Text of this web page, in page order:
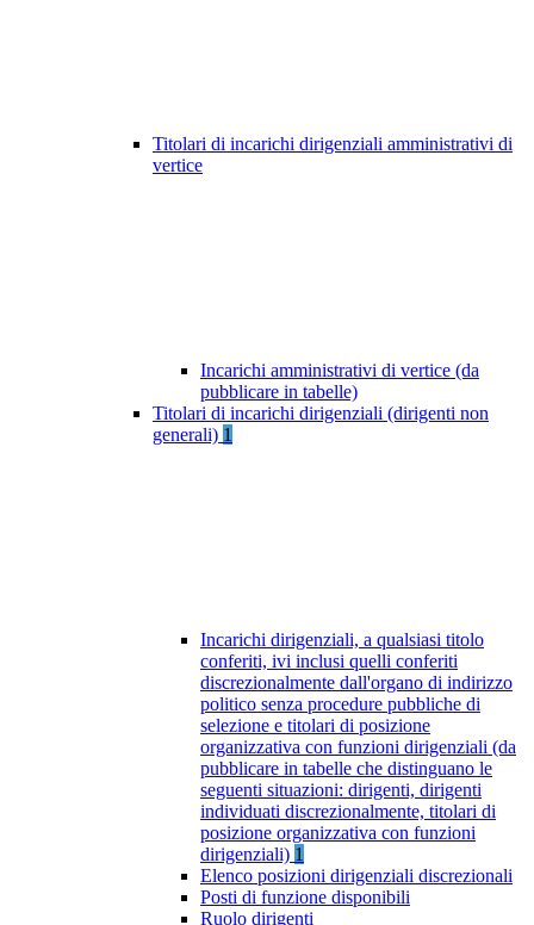
Titolari di incarichi dirigenziali amministrativi di
vertice
Incarichi amministrativi di vertice (da
pubblicare in tabelle)
Titolari di incarichi dirigenziali (dirigenti non
generali) 1
Incarichi dirigenziali, a qualsiasi titolo
conferiti, ivi inclusi quelli conferiti
discrezionalmente dall'organo di indirizzo
politico senza procedure pubbliche di
selezione e titolari di posizione
organizzativa con funzioni dirigenziali (da
pubblicare in tabelle che distinguano le
seguenti situazioni: dirigenti, dirigenti
individuati discrezionalmente, titolari di
posizione organizzativa con funzioni
dirigenziali) 1
Elenco posizioni dirigenziali discrezionali
Posti di funzione disponibili
Ruolo dirigenti